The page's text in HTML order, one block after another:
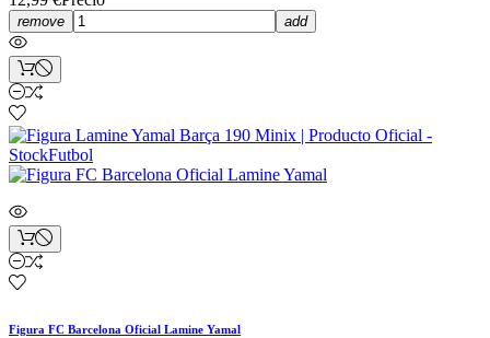
remove add
Figura FC Barcelona Oficial Lamine Yamal